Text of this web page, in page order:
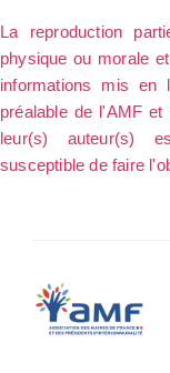
La reproduction
physique ou morale
informations mis en
préalable de l'AMF
leur(s) auteur(s)
susceptible de faire